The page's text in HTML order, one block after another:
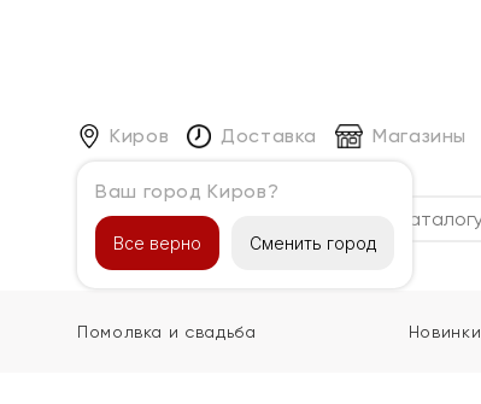
Киров
Ваш город Киров?
Все верно Сменить город
Доставка Магазины
Каталог
Помолвка и свадьба Новинки